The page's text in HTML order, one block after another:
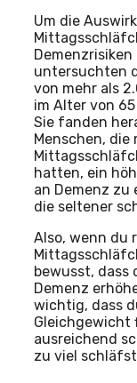
Um die
untersuchten
von mehr als
im Alter von
Sie fanden
Menschen, die
hatten, ein
an Demenz zu
die seltener
Also, wenn du
bewusst, dass
Demenz
wichtig, dass
Gleichgewicht
ausreichend
zu viel